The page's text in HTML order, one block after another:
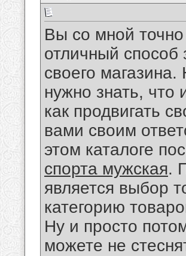
Вы со мной точно
отличный способ
своего
нужно знать, что
как продвигать
вами своим
этом каталоге
спорта мужская.
является выбор
категорию
Ну и просто
можете не